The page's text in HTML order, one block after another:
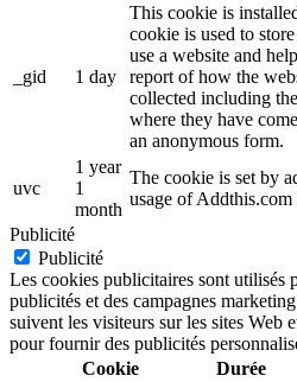
_gid 1 day
This cookie is
cookie is used to
use a website and
report of how the
collected including
where they have
an anonymous form.
uvc
1 year
1
month
The cookie is set by
usage of Addthis.com
Publicité
Publicité
Les cookies publicitaires sont utilisés
publicités et des campagnes
suivent les visiteurs sur les sites Web
pour fournir des publicités
Cookie
Durée